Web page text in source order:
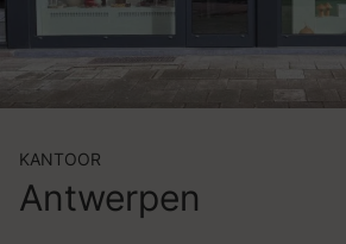
KANTOOR
Antwerpen